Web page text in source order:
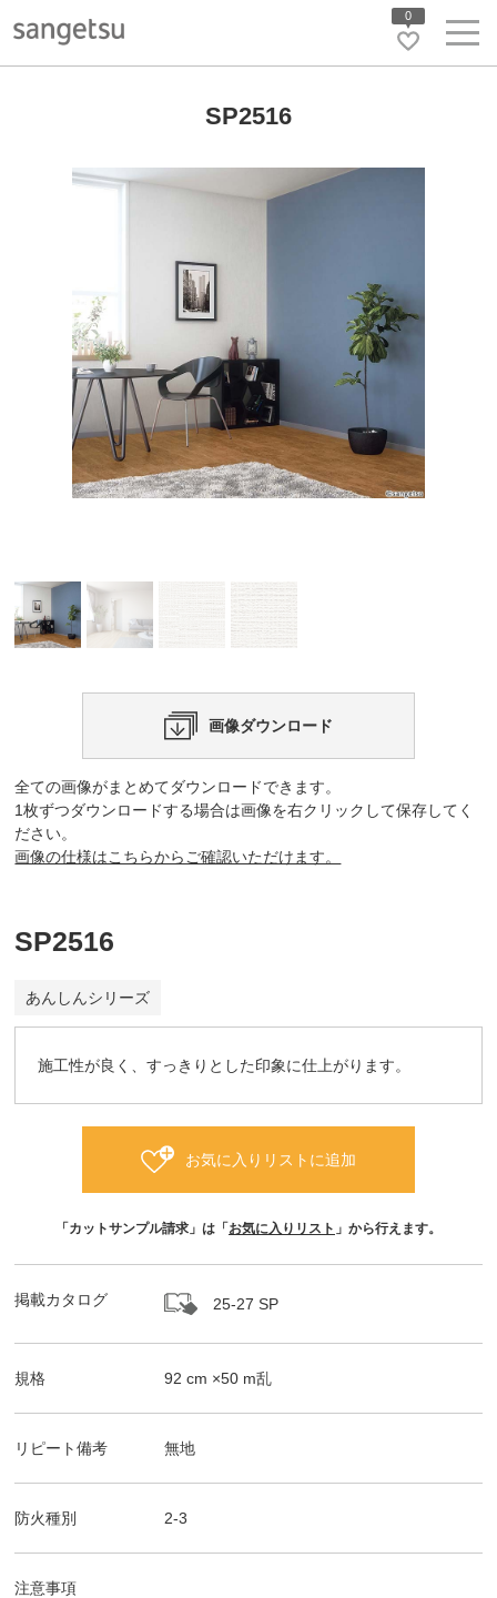
0
SP2516
画像ダウンロード
全ての画像がまとめてダウンロードできます。
1枚ずつダウンロードする場合は画像を右クリックして保存してく
ださい。
画像の仕様はこちらからご確認いただけます。
SP2516
あんしんシリーズ
施工性が良く、すっきりとした印象に仕上がります。
お気に入りリストに追加
「カットサンプル請求」は「 お気に入りリスト 」から行えます。
掲載カタログ 25-27 SP
規格 92 cm ×50 m乱
リピート備考 無地
防火種別 2-3
注意事項